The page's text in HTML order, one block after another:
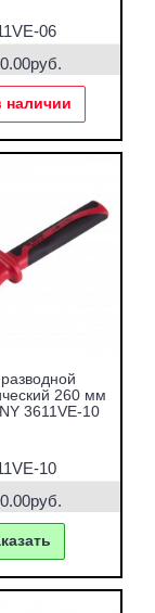
06
наличии
260 мм
3611VE-10
10